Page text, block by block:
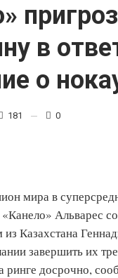
в
о
181 0
мира в
Альварес
Казахстана
завершить их
ринге досрочно,